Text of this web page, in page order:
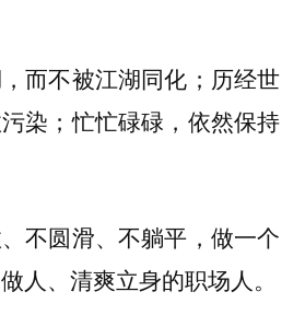
而不被江湖同化；历经世
染；忙忙碌碌，依然保持
不圆滑、不躺平，做一个
人、清爽立身的职场人。